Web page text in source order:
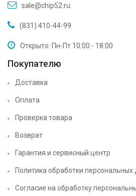
sale@chip52.ru
(831) 410-44-99
Открыто: Пн-Пт 10:00 - 18:00
Покупателю
Доставка
Оплата
Проверка товара
Возврат
Гарантия и сервисный центр
Политика обработки персональных
Согласие на обработку